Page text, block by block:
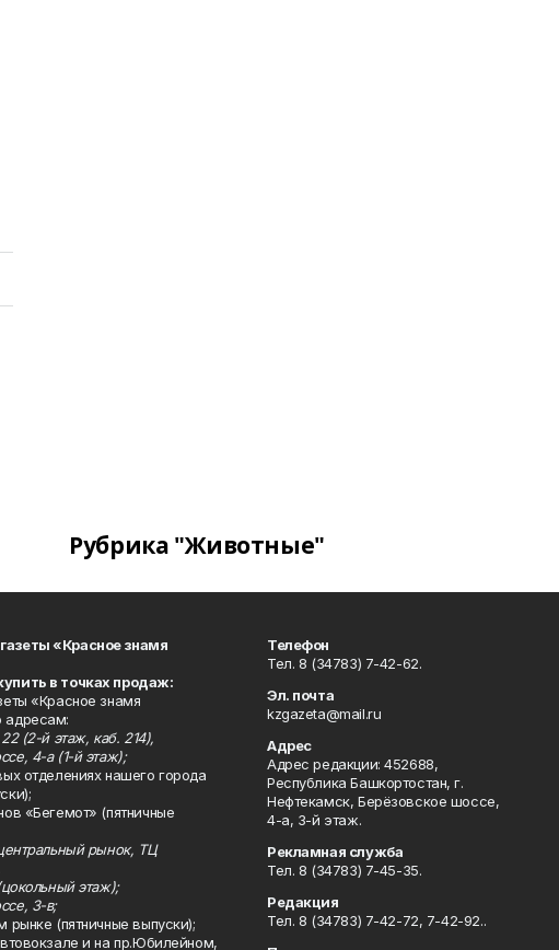
Рубрика "Животные"
«Красное знамя
в точках продаж:
«Красное знамя
адресам:
(2-й этаж, каб. 214),
4-а (1-й этаж);
отделениях нашего города
«Бегемот» (пятничные
рынок, ТЦ
этаж);
3-в;
рынке (пятничные выпуски);
и на пр.Юбилейном,
Телефон
Тел. 8 (34783) 7-42-62.
Эл. почта
kzgazeta@mail.ru
Адрес
Адрес редакции: 452688,
Республика Башкортостан, г.
Нефтекамск, Берёзовское шоссе,
4-а, 3-й этаж.
Рекламная служба
Тел. 8 (34783) 7-45-35.
Редакция
Тел. 8 (34783) 7-42-72, 7-42-92..